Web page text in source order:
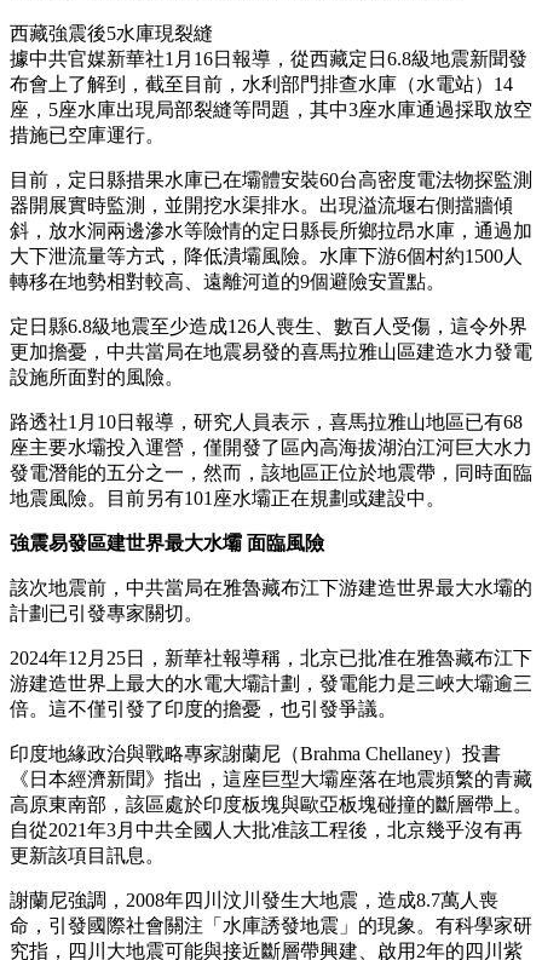
西藏強震後5水庫現裂縫
據中共官媒新華社1月16日報導，從西藏定日6.8級地震新聞發
布會上了解到，截至目前，水利部門排查水庫（水電站）14
座，5座水庫出現局部裂縫等問題，其中3座水庫通過採取放空
措施已空庫運行。
目前，定日縣措果水庫已在壩體安裝60台高密度電法物探監測
器開展實時監測，並開挖水渠排水。出現溢流堰右側擋牆傾
斜，放水洞兩邊滲水等險情的定日縣長所鄉拉昂水庫，通過加
大下泄流量等方式，降低潰壩風險。水庫下游6個村約1500人
轉移在地勢相對較高、遠離河道的9個避險安置點。
定日縣6.8級地震至少造成126人喪生、數百人受傷，這令外界
更加擔憂，中共當局在地震易發的喜馬拉雅山區建造水力發電
設施所面對的風險。
路透社1月10日報導，研究人員表示，喜馬拉雅山地區已有68
座主要水壩投入運營，僅開發了區內高海拔湖泊江河巨大水力
發電潛能的五分之一，然而，該地區正位於地震帶，同時面臨
地震風險。目前另有101座水壩正在規劃或建設中。
強震易發區建世界最大水壩 面臨風險
該次地震前，中共當局在雅魯藏布江下游建造世界最大水壩的
計劃已引發專家關切。
2024年12月25日，新華社報導稱，北京已批准在雅魯藏布江下
游建造世界上最大的水電大壩計劃，發電能力是三峽大壩逾三
倍。這不僅引發了印度的擔憂，也引發爭議。
印度地緣政治與戰略專家謝蘭尼（Brahma Chellaney）投書
《日本經濟新聞》指出，這座巨型大壩座落在地震頻繁的青藏
高原東南部，該區處於印度板塊與歐亞板塊碰撞的斷層帶上。
自從2021年3月中共全國人大批准該工程後，北京幾乎沒有再
更新該項目訊息。
謝蘭尼強調，2008年四川汶川發生大地震，造成8.7萬人喪
命，引發國際社會關注「水庫誘發地震」的現象。有科學家研
究指，四川大地震可能與接近斷層帶興建、啟用2年的四川紫